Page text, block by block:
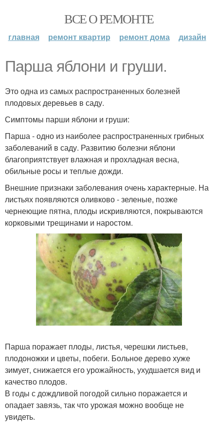
ВСЕ О РЕМОНТЕ
главная ремонт квартир ремонт дома дизайн
Парша яблони и груши.
Это одна из самых распространенных болезней
плодовых деревьев в саду.
Симптомы парши яблони и груши:
Парша - одно из наиболее распространенных грибных
заболеваний в саду. Развитию болезни яблони
благоприятствует влажная и прохладная весна,
обильные росы и теплые дожди.
Внешние признаки заболевания очень характерные. На
листьях появляются оливково - зеленые, позже
чернеющие пятна, плоды искривляются, покрываются
корковыми трещинами и наростом.
Парша поражает плоды, листья, черешки листьев,
плодоножки и цветы, побеги. Больное дерево хуже
зимует, снижается его урожайность, ухудшается вид и
качество плодов.
В годы с дождливой погодой сильно поражается и
опадает завязь, так что урожая можно вообще не
увидеть.